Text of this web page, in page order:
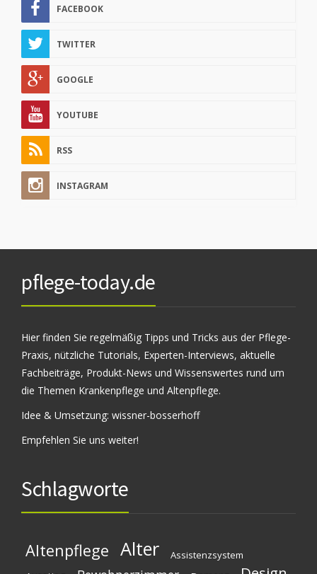
FACEBOOK
TWITTER
GOOGLE
YOUTUBE
RSS
INSTAGRAM
pflege-today.de
Hier finden Sie regelmäßig Tipps und Tricks aus der Pflege-
Praxis, nützliche Tutorials, Experten-Interviews, aktuelle
Fachbeiträge, Produkt-News und Wissenswertes rund um
die Themen Krankenpflege und Altenpflege.
Idee & Umsetzung: wissner-bosserhoff
Empfehlen Sie uns weiter!
Schlagworte
Altenpflege Alter Assistenzsystem